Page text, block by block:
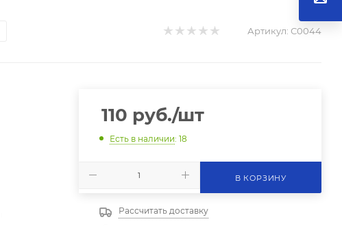
Артикул: С0044
110 руб./шт
Есть в наличии: 18
В КОРЗИНУ
Рассчитать доставку